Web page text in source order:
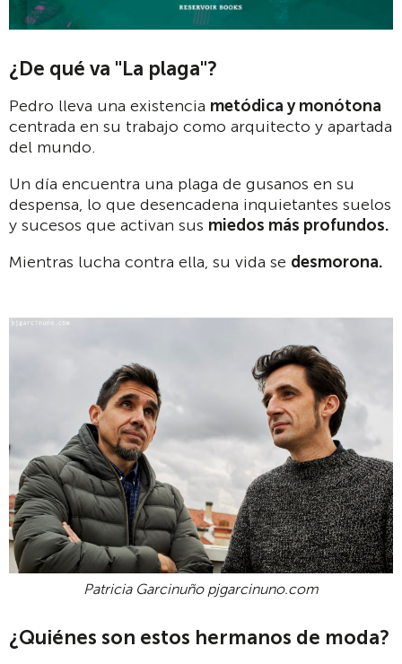
¿De qué va "La plaga"?
Pedro lleva una existencia metódica y monótona
centrada en su trabajo como arquitecto y apartada
del mundo.
Un día encuentra una plaga de gusanos en su
despensa, lo que desencadena inquietantes suelos
y sucesos que activan sus miedos más profundos.
Mientras lucha contra ella, su vida se desmorona.
Patricia Garcinuño pjgarcinuno.com
¿Quiénes son estos hermanos de moda?